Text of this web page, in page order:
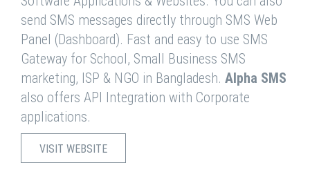
send SMS messages directly through SMS Web
Panel (Dashboard). Fast and easy to use SMS
Gateway for School, Small Business SMS
marketing, ISP & NGO in Bangladesh. Alpha SMS
also offers API Integration with Corporate
applications.
VISIT WEBSITE